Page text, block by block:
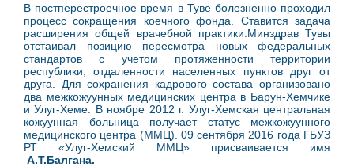
В постперестроечное время в Туве болезненно проходил
процесс сокращения коечного фонда. Ставится задача
расширения общей врачебной практики.Минздрав Тувы
отстаивал позицию пересмотра новых федеральных
стандартов с учетом протяженности территории
республики, отдаленности населенных пунктов друг от
друга. Для сохранения кадрового состава организовано
два межкожуунных медицинских центра в Барун-Хемчике
и Улуг-Хеме. В ноябре 2012 г. Улуг-Хемская центральная
кожуунная больница получает статус межкожуунного
медицинского центра (ММЦ). 09 сентября 2016 года ГБУЗ
РТ «Улуг-Хемский ММЦ» присваивается имя
А.Т.Балгана.